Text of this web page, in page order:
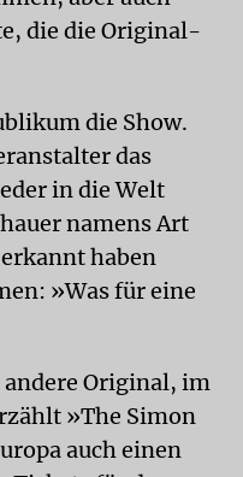
die die Original-
die Show.
das
in die Welt
namens Art
haben
»Was für eine
andere Original, im
»The Simon
auch einen